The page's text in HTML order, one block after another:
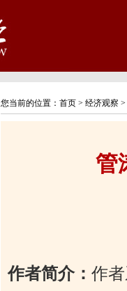
您当前的位置： 首页 > 经济观察 >
管
作者简介： 作